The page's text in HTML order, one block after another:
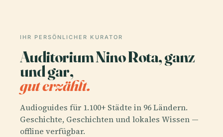
IHR PERSÖNLICHER KURATOR
Auditorium Nino Rota, ganz
und gar,
gut erzählt.
Audioguides für 1.100+ Städte in 96 Ländern.
Geschichte, Geschichten und lokales Wissen —
offline verfügbar.